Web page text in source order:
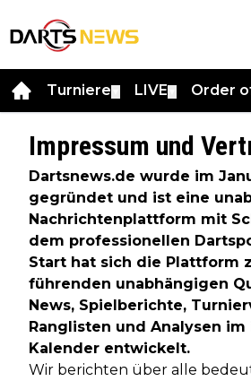
Turniere LIVE Order
Impressum und
Dartsnews.de wurde im
gegründet und ist eine
Nachrichtenplattform mit
dem professionellen
Start hat sich die Plattform
führenden unabhängigen
News, Spielberichte,
Ranglisten und Analysen
Kalender entwickelt.
Wir berichten über alle